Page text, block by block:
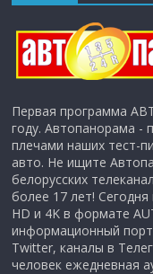
Первая программа
году. Автопанорама -
плечами наших тест-
авто. Не ищите
белорусских
более 17 лет!
HD и 4K в формате
информационный
Twitter, каналы в
человек ежедневная